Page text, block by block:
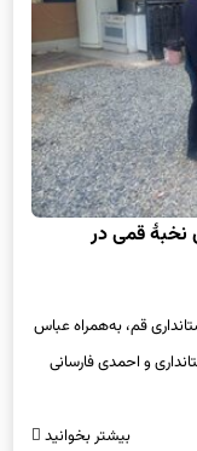
نخبۀ قمی در
قم، به‌همراه عباس
و احمدی فارسانی
بیشتر بخوانید